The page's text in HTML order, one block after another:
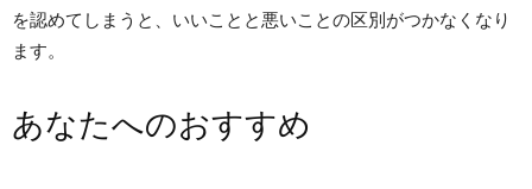
を認めてしまうと、いいことと悪いことの区別がつかなくなり
ます。
あなたへのおすすめ